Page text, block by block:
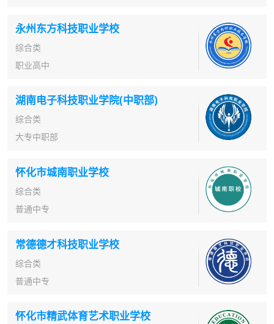
永州东方科技职业学校
综合类
职业高中
湖南电子科技职业学院(中职部)
综合类
大专中职部
怀化市城南职业学校
综合类
普通中专
常德德才科技职业学校
综合类
普通中专
怀化市精武体育艺术职业学校